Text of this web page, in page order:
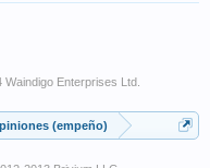
Waindigo Enterprises Ltd
(empeño)